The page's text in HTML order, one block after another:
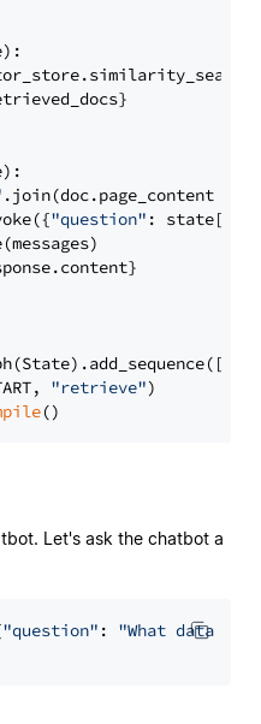
):
):
.join(doc.page_content
"question" : state[
"retrieve")
Let's ask the chatbot a
"question" : "What data